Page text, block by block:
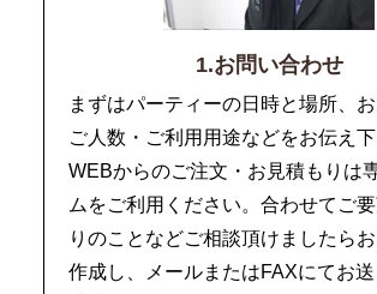
1.お問い合わせ
まずはパーティーの日時と場所、
ご人数・ご利用用途などをお伝え下
WEBからのご注文・お見積もりは
ムをご利用ください。合わせてご
りのことなどご相談頂けましたら
作成し、メールまたはFAXにてお